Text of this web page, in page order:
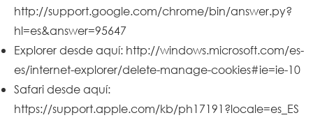
http://support.google.com/chrome/bin/answer.py?
hl=es&answer=95647
Explorer desde aquí: http://windows.microsoft.com/es-
es/internet-explorer/delete-manage-cookies#ie=ie-10
Safari desde aquí:
https://support.apple.com/kb/ph17191?locale=es_ES